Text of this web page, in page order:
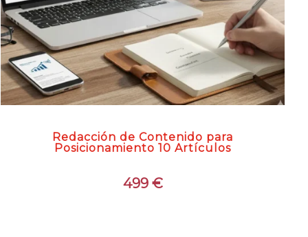
Redacción de Contenido para
Posicionamiento 10 Artículos
499 €